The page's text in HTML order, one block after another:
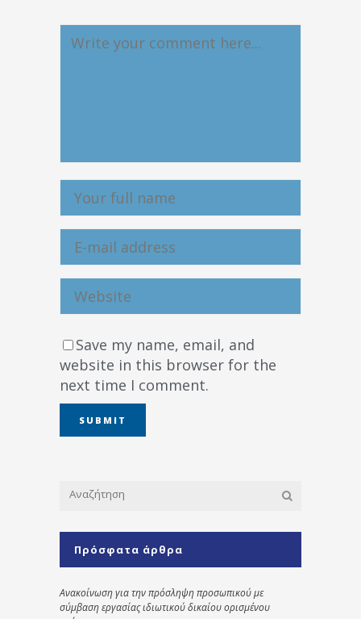
Save my name, email, and
website in this browser for the
next time I comment.
Πρόσφατα άρθρα
Ανακοίνωση για την πρόσληψη προσωπικού με
σύμβαση εργασίας ιδιωτικού δικαίου ορισμένου